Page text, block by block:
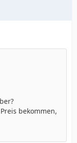
bekommen,